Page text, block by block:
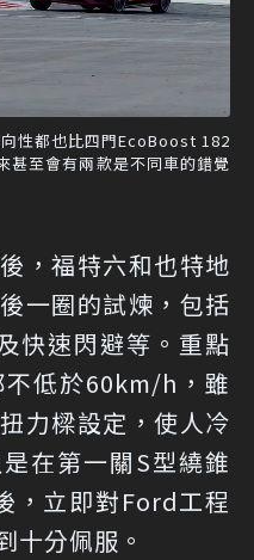
性都也比四門EcoBoost 182
甚至會有兩款是不同車的錯覺
，福特六和也特地
一圈的試煉，包括
快速閃避等。重點
低於60km/h，雖
力樑設定，使人冷
在第一關S型繞錐
，立即對Ford工程
十分佩服。